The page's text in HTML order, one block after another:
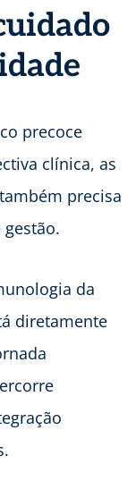
precoce
clínica, as
precisa
da
diretamente